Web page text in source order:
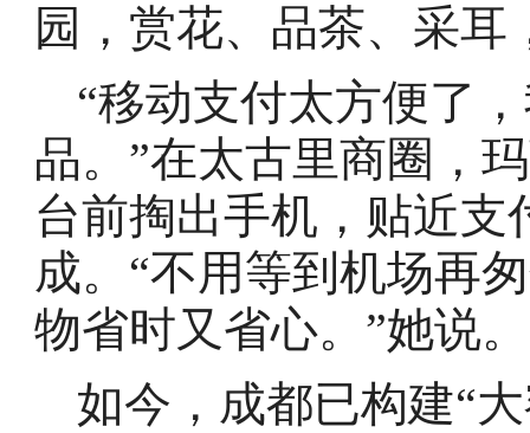
园，赏花、品茶、采
“移动支付太方便了
品。”在太古里商圈，
台前掏出手机，贴近
成。“不用等到机场再
物省时又省心。”她说。
如今，成都已构建“